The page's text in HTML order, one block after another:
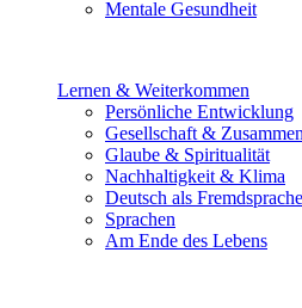
Mentale Gesundheit
Lernen & Weiterkommen
Persönliche Entwicklung
Gesellschaft &
Glaube & Spiritualität
Nachhaltigkeit & Klima
Deutsch als Fremdsprache
Sprachen
Am Ende des Lebens